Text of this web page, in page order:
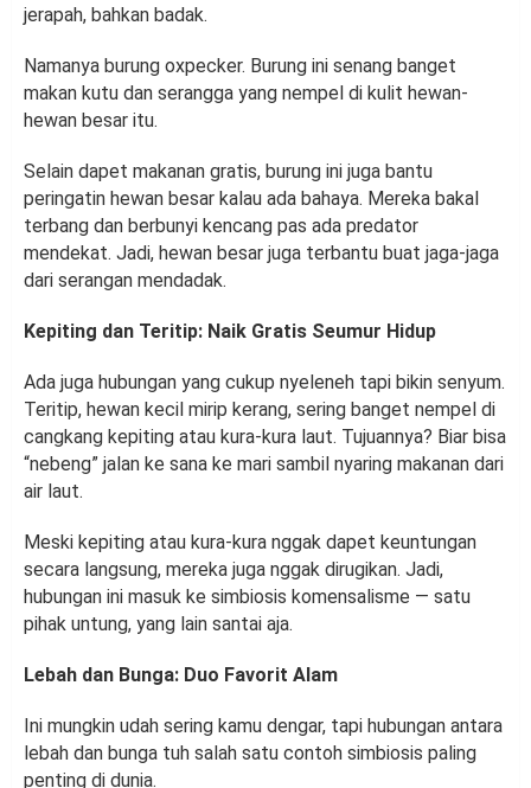
jerapah, bahkan badak.
Namanya burung oxpecker. Burung ini senang banget
makan kutu dan serangga yang nempel di kulit hewan-
hewan besar itu.
Selain dapet makanan gratis, burung ini juga bantu
peringatin hewan besar kalau ada bahaya. Mereka bakal
terbang dan berbunyi kencang pas ada predator
mendekat. Jadi, hewan besar juga terbantu buat jaga-jaga
dari serangan mendadak.
Kepiting dan Teritip: Naik Gratis Seumur Hidup
Ada juga hubungan yang cukup nyeleneh tapi bikin senyum.
Teritip, hewan kecil mirip kerang, sering banget nempel di
cangkang kepiting atau kura-kura laut. Tujuannya? Biar bisa
“nebeng” jalan ke sana ke mari sambil nyaring makanan dari
air laut.
Meski kepiting atau kura-kura nggak dapet keuntungan
secara langsung, mereka juga nggak dirugikan. Jadi,
hubungan ini masuk ke simbiosis komensalisme — satu
pihak untung, yang lain santai aja.
Lebah dan Bunga: Duo Favorit Alam
Ini mungkin udah sering kamu dengar, tapi hubungan antara
lebah dan bunga tuh salah satu contoh simbiosis paling
penting di dunia.